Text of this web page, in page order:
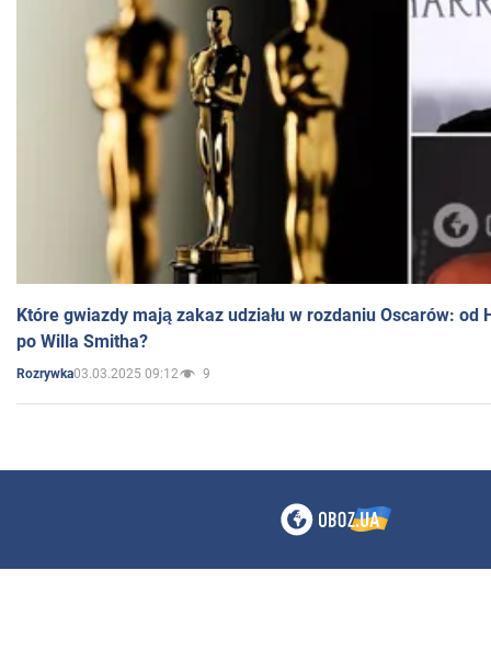
Które gwiazdy mają zakaz udziału w rozdaniu Oscarów: od
po Willa Smitha?
Rozrywka03.03.2025 09:12 9